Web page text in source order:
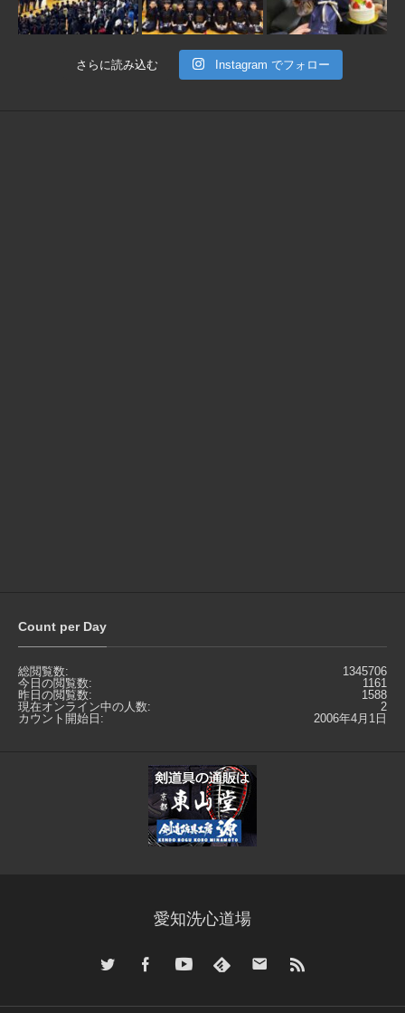
さらに読み込む Instagram でフォロー
Count per Day
1345706
総閲覧数:
1161
今日の閲覧数:
1588
昨日の閲覧数:
2
現在オンライン中の人数:
2006年4月1日
カウント開始日:
愛知洗心道場